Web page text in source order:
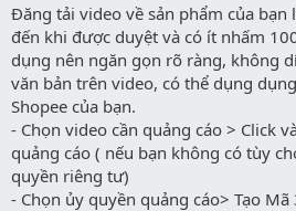
Đăng tải video về sản phẩm của bạn
đến khi được duyệt và có ít nhấm
dụng nên ngăn gọn rõ ràng, không
văn bản trên video, có thể dụng
Shopee của bạn.
- Chọn video cần quảng cáo > Click
quảng cáo ( nếu bạn không có tùy
quyền riêng tư)
- Chọn ủy quyền quảng cáo> Tạo